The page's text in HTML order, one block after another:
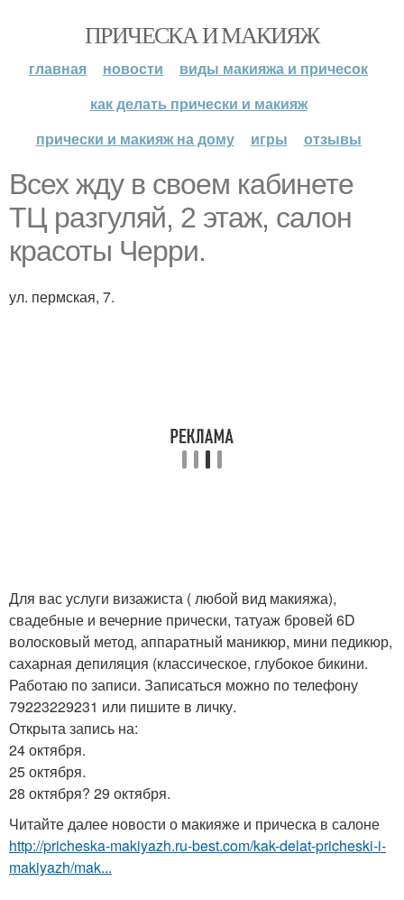
ПРИЧЕСКА И МАКИЯЖ
главная новости
виды макияжа и причесок
как делать прически и макияж
прически и макияж на дому
игры отзывы
Всех жду в своем кабинете
ТЦ разгуляй, 2 этаж, салон
красоты Черри.
ул. пермская, 7.
Для вас услуги визажиста ( любой вид макияжа),
свадебные и вечерние прически, татуаж бровей 6D
волосковый метод, аппаратный маникюр, мини педикюр,
сахарная депиляция (классическое, глубокое бикини.
Работаю по записи. Записаться можно по телефону
79223229231 или пишите в личку.
Открыта запись на:
24 октября.
25 октября.
28 октября? 29 октября.
Читайте далее новости о макияже и прическа в салоне
http://pricheska-makiyazh.ru-best.com/kak-delat-pricheski-i-
makiyazh/mak...